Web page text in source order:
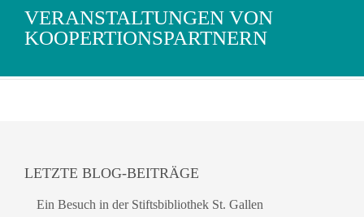
VERANSTALTUNGEN VON
KOOPERTIONSPARTNERN
LETZTE BLOG-BEITRÄGE
Ein Besuch in der Stiftsbibliothek St. Gallen